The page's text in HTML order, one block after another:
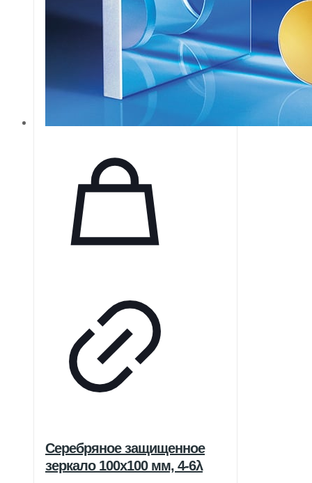
Серебряное защищенное
зеркало 100х100 мм, 4-6λ